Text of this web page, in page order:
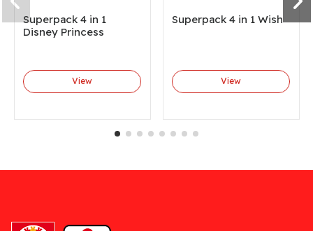
Superpack 4 in 1
Disney Princess
View
Superpack 4 in 1 Wish
View